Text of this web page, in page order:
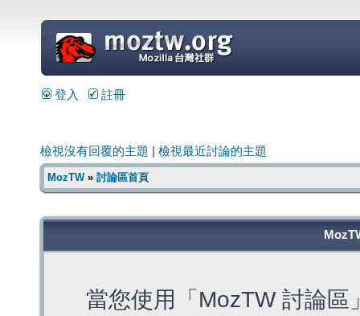
=
登入 註冊
檢視沒有回覆的主題 檢視最近討論的主題
MozTW» 討論區首頁
當您使用「MozTW 討論